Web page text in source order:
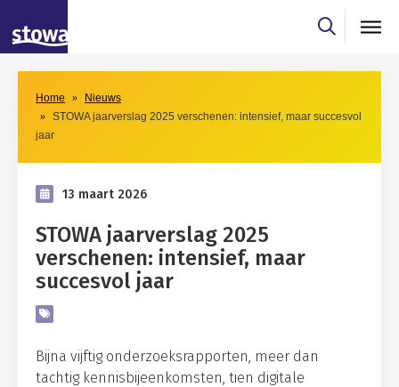
Skip to main content
Skip to main nav
Home
Nieuws
STOWA jaarverslag 2025 verschenen: intensief, maar succesvol
jaar
13 maart 2026
STOWA jaarverslag 2025
verschenen: intensief, maar
succesvol jaar
Bijna vijftig onderzoeksrapporten, meer dan
tachtig kennisbijeenkomsten, tien digitale